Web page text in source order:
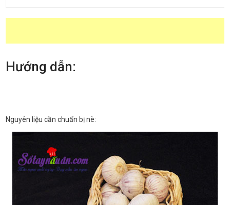
Hướng dẫn:
Nguyên liệu cần chuẩn bị nè: